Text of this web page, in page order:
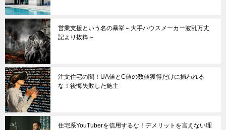
営業支援という名の暴挙～大手ハウスメーカー波乱万丈
記より抜粋～
注文住宅の闇！UA値とC値の数値獲得だけに捕われる
な！後悔失敗した施主
住宅系YouTuberを信用するな！デメリットを言えない理